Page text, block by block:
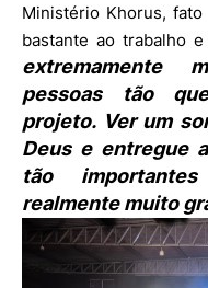
Ministério Khorus,
bastante ao trabalho
extremamente
pessoas tão
projeto. Ver um
Deus e entregue
tão
realmente muito